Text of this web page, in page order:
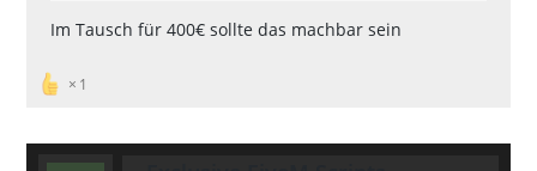
Im Tausch für 400€ sollte das machbar sein
1